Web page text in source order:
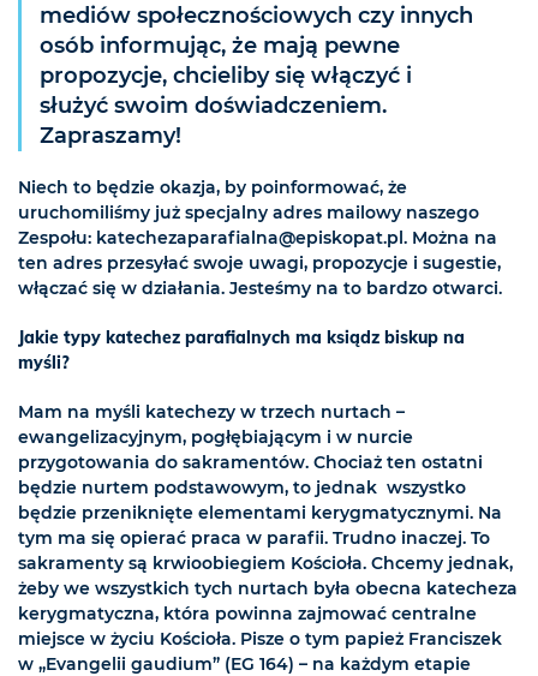
mediów społecznościowych czy innych
osób informując, że mają pewne
propozycje, chcieliby się włączyć i
służyć swoim doświadczeniem.
Zapraszamy!
Niech to będzie okazja, by poinformować, że
uruchomiliśmy już specjalny adres mailowy naszego
Zespołu: katechezaparafialna@episkopat.pl. Można na
ten adres przesyłać swoje uwagi, propozycje i sugestie,
włączać się w działania. Jesteśmy na to bardzo otwarci.
Jakie typy katechez parafialnych ma ksiądz biskup na
myśli?
Mam na myśli katechezy w trzech nurtach –
ewangelizacyjnym, pogłębiającym i w nurcie
przygotowania do sakramentów. Chociaż ten ostatni
będzie nurtem podstawowym, to jednak wszystko
będzie przeniknięte elementami kerygmatycznymi. Na
tym ma się opierać praca w parafii. Trudno inaczej. To
sakramenty są krwioobiegiem Kościoła. Chcemy jednak,
żeby we wszystkich tych nurtach była obecna katecheza
kerygmatyczna, która powinna zajmować centralne
miejsce w życiu Kościoła. Pisze o tym papież Franciszek
w „Evangelii gaudium” (EG 164) – na każdym etapie